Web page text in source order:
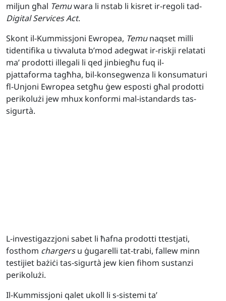
miljun għal Temuwara li nstab li kisret ir-regoli tad-
Digital Services Act.
Skont il-Kummissjoni Ewropea, Temunaqset milli
tidentifika u tivvaluta b’mod adegwat ir-riskji relatati
ma’ prodotti illegali li qed jinbiegħu fuq il-
pjattaforma tagħha, bil-konsegwenza li konsumaturi
fl-Unjoni Ewropea setgħu ġew esposti għal prodotti
perikolużi jew mhux konformi mal-istandards tas-
sigurtà.
L-investigazzjoni sabet li ħafna prodotti ttestjati,
fosthom chargersu ġugarelli tat-trabi, fallew minn
testijiet bażiċi tas-sigurtà jew kien fihom sustanzi
perikolużi.
Il-Kummissjoni qalet ukoll li s-sistemi ta’